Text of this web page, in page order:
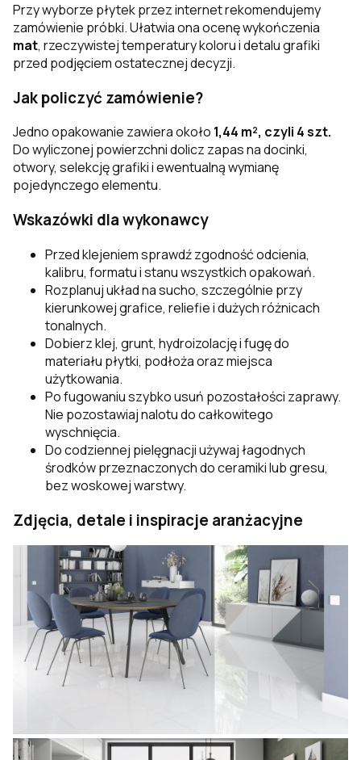
Przy wyborze płytek przez internet rekomendujemy
zamówienie próbki. Ułatwia ona ocenę wykończenia
mat, rzeczywistej temperatury koloru i detalu grafiki
przed podjęciem ostatecznej decyzji.
Jak policzyć zamówienie?
Jedno opakowanie zawiera około 1,44 m², czyli 4 szt.
Do wyliczonej powierzchni dolicz zapas na docinki,
otwory, selekcję grafiki i ewentualną wymianę
pojedynczego elementu.
Wskazówki dla wykonawcy
Przed klejeniem sprawdź zgodność odcienia,
kalibru, formatu i stanu wszystkich opakowań.
Rozplanuj układ na sucho, szczególnie przy
kierunkowej grafice, reliefie i dużych różnicach
tonalnych.
Dobierz klej, grunt, hydroizolację i fugę do
materiału płytki, podłoża oraz miejsca
użytkowania.
Po fugowaniu szybko usuń pozostałości zaprawy.
Nie pozostawiaj nalotu do całkowitego
wyschnięcia.
Do codziennej pielęgnacji używaj łagodnych
środków przeznaczonych do ceramiki lub gresu,
bez woskowej warstwy.
Zdjęcia, detale i inspiracje aranżacyjne